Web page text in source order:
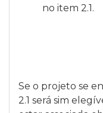
no item 2.1.
Se o projeto se
2.1 será sim